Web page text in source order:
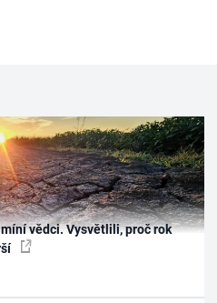
vědci. Vysvětlili, proč rok